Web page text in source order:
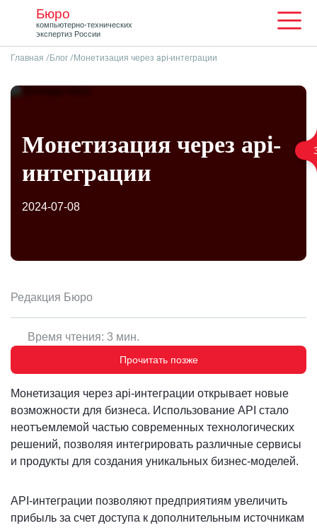
Бюро
компьютерно-технических
экспертиз России
Главная Блог Монетизация через api-интеграции
Монетизация через api-
интеграции
2024-07-08
Редакция Бюро
Время чтения: 3 мин.
Прочитать позже
Монетизация через api-интеграции открывает новые
возможности для бизнеса. Использование API стало
неотъемлемой частью современных технологических
решений, позволяя интегрировать различные сервисы
и продукты для создания уникальных бизнес-моделей.
API-интеграции позволяют предприятиям увеличить
прибыль за счет доступа к дополнительным источникам